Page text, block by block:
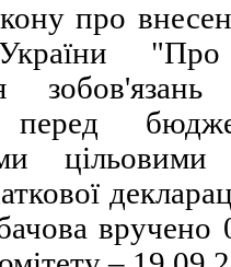
про
зобов'язань
перед
вручено